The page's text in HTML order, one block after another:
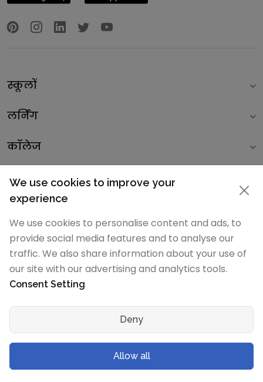
स्कूलों
लर्निंग
कॉलेज
बच्चों के लिए वर्कशीट
विश्व भर के देशो की स्कूलों की सूची
लोकप्रिय लेख
लोकप्रिय स्कूल सूची
SchoolMyKids.com का हिस्सा है
© 2026RHA Technologies.All rights reserved.
गोपनीयता सूचना
We use cookies to improve your
experience
We use cookies to personalise content and ads, to
provide social media features and to analyse our
traffic. We also share information about your use of
our site with our advertising and analytics tools.
Consent Setting
Deny
Allow all